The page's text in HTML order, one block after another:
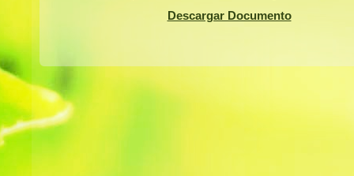
Descargar Documento